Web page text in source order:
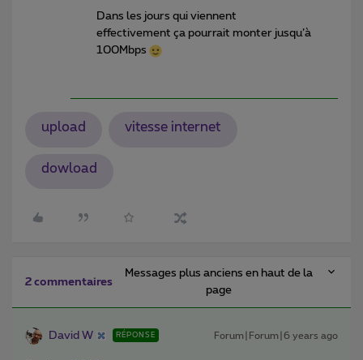
Dans les jours qui viennent
effectivement ça pourrait monter jusqu’à
100Mbps
upload vitesse internet
dowload
2 commentaires
Messages plus anciens en haut de la
page
David W RÉPONSE Forum|Forum|6 years ago